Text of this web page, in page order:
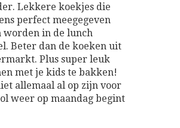
Lekkere koekjes die
perfect meegegeven
worden in de lunch
Beter dan de koeken uit
Plus super leuk
met je kids te bakken!
allemaal al op zijn voor
weer op maandag begint